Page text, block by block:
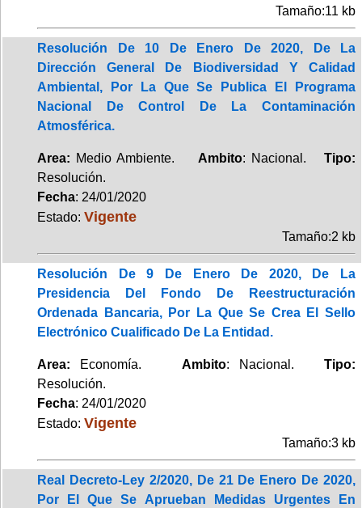
Tamaño:11 kb
Resolución De 10 De Enero De 2020, De La
Dirección General De Biodiversidad Y Calidad
Ambiental, Por La Que Se Publica El Programa
Nacional De Control De La Contaminación
Atmosférica.
Area: Medio Ambiente. Ambito: Nacional.Tipo:
Resolución.
Fecha: 24/01/2020
Estado: Vigente
Tamaño:2 kb
Resolución De 9 De Enero De 2020, De La
Presidencia Del Fondo De Reestructuración
Ordenada Bancaria, Por La Que Se Crea El Sello
Electrónico Cualificado De La Entidad.
Area: Economía. Ambito: Nacional.Tipo:
Resolución.
Fecha: 24/01/2020
Estado: Vigente
Tamaño:3 kb
Real Decreto-Ley 2/2020, De 21 De Enero De 2020,
Por El Que Se Aprueban Medidas Urgentes En